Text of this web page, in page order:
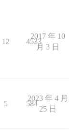
12 4533
2017 年 10
月 3 日
5 584
2023 年 4 月
25 日